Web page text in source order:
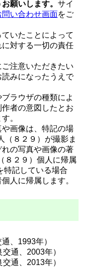
願いします。 サイ
問い合わせ画面をご
いたことによって
対する一切の責任
注意いただきたい
みになったうえで
ラウザの種類によ
者の意図したとお
。
画像は、特記の場
（８２９）が撮影ま
の写真や画像の著
８２９）個人に帰属
特記している場合
人に帰属します。
、1993年）
通、2003年）
通、2013年）